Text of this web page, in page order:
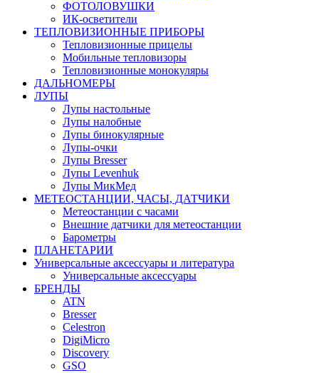
ФОТОЛОВУШКИ
ИК-осветители
ТЕПЛОВИЗИОННЫЕ ПРИБОРЫ
Тепловизионные прицелы
Мобильные тепловизоры
Тепловизионные монокуляры
ДАЛЬНОМЕРЫ
ЛУПЫ
Лупы настольные
Лупы налобные
Лупы бинокулярные
Лупы-очки
Лупы Bresser
Лупы Levenhuk
Лупы МикМед
МЕТЕОСТАНЦИИ, ЧАСЫ, ДАТЧИКИ
Метеостанции с часами
Внешние датчики для метеостанции
Барометры
ПЛАНЕТАРИИ
Универсальные аксессуары и литература
Универсальные аксессуары
БРЕНДЫ
ATN
Bresser
Celestron
DigiMicro
Discovery
GSO